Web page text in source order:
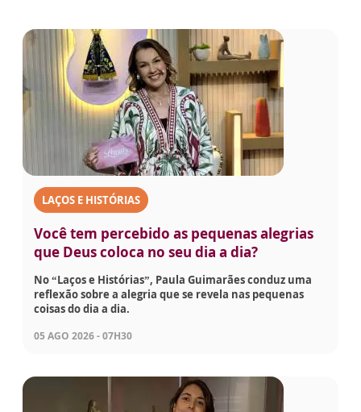
LAÇOS E HISTÓRIAS
Você tem percebido as pequenas alegrias
que Deus coloca no seu dia a dia?
No “Laços e Histórias”, Paula Guimarães conduz uma
reflexão sobre a alegria que se revela nas pequenas
coisas do dia a dia.
05 AGO 2026 - 07H30